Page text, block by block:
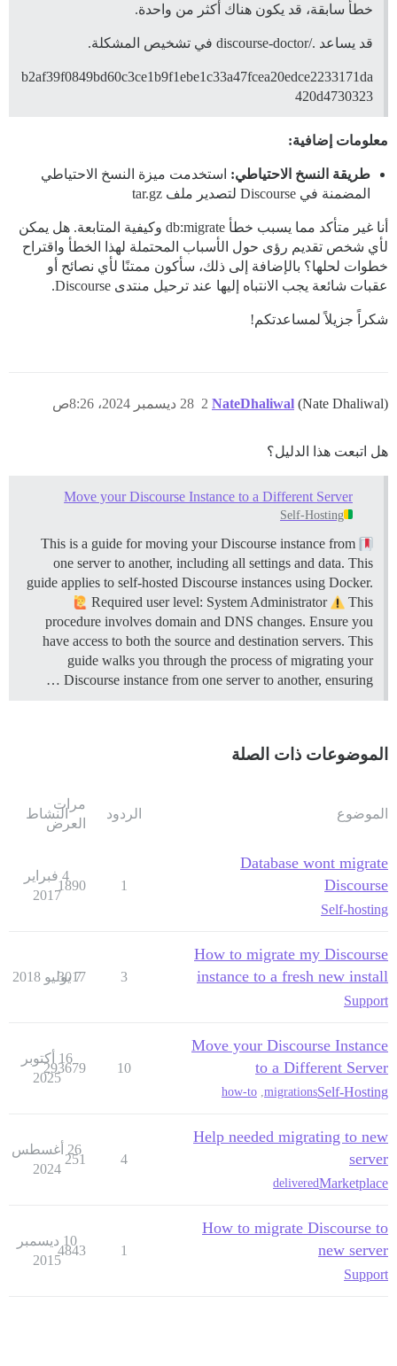
خطأ سابقة، قد يكون هناك أكثر من واحدة.
قد يساعد ./discourse-doctor في تشخيص المشكلة.
b2af39f0849bd60c3ce1b9f1ebe1c33a47fcea20edce2233171da
420d4730323
معلومات إضافية:
طريقة النسخ الاحتياطي: استخدمت ميزة النسخ الاحتياطي
المضمنة في Discourse لتصدير ملف tar.gz
أنا غير متأكد مما يسبب خطأ db:migrate وكيفية المتابعة. هل يمكن
لأي شخص تقديم رؤى حول الأسباب المحتملة لهذا الخطأ واقتراح
خطوات لحلها؟ بالإضافة إلى ذلك، سأكون ممتنًا لأي نصائح أو
عقبات شائعة يجب الانتباه إليها عند ترحيل منتدى Discourse.
شكراً جزيلاً لمساعدتكم!
NateDhaliwal (Nate Dhaliwal) 28 ديسمبر 2024، 8:26ص 2
هل اتبعت هذا الدليل؟
Move your Discourse Instance to a Different Server
Self-Hosting
This is a guide for moving your Discourse instance from
one server to another, including all settings and data. This
guide applies to self-hosted Discourse instances using Docker.
Required user level: System Administrator
This
procedure involves domain and DNS changes. Ensure you
have access to both the source and destination servers. This
guide walks you through the process of migrating your
Discourse instance from one server to another, ensuring …
الموضوعات ذات الصلة
الموضوع الردود
مرات
العرض
النشاط
Database wont migrate
Discourse
Self-hosting
1
1890
4 فبراير
2017
How to migrate my Discourse
instance to a fresh new install
Support
3
3017
7 يوليو 2018
Move your Discourse Instance
to a Different Server
Self-Hosting
migrations
,
how-to
10
293679
16 أكتوبر
2025
Help needed migrating to new
server
Marketplace
delivered
4
251
26 أغسطس
2024
How to migrate Discourse to
new server
Support
1
4843
10 ديسمبر
2015